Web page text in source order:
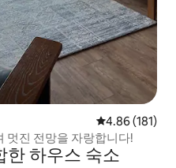
평점 4.86점(5
4.86 (181)
멋진 전망을 자랑합니다!
한 하우스 숙소